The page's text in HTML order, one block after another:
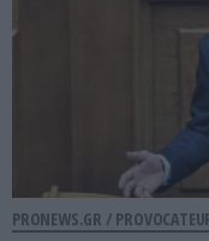
PRONEWS.GR /